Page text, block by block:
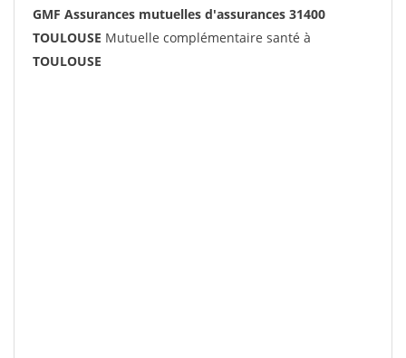
GMF Assurances mutuelles d'assurances 31400
TOULOUSE Mutuelle complémentaire santé à
TOULOUSE